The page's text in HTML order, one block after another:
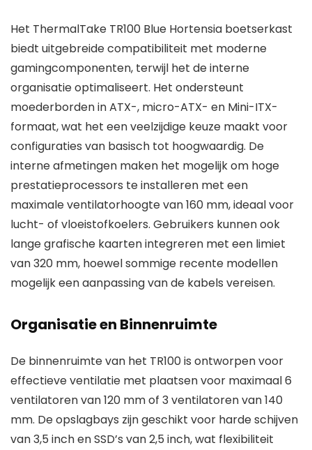
Het ThermalTake TR100 Blue Hortensia boetserkast
biedt uitgebreide compatibiliteit met moderne
gamingcomponenten, terwijl het de interne
organisatie optimaliseert. Het ondersteunt
moederborden in ATX-, micro-ATX- en Mini-ITX-
formaat, wat het een veelzijdige keuze maakt voor
configuraties van basisch tot hoogwaardig. De
interne afmetingen maken het mogelijk om hoge
prestatieprocessors te installeren met een
maximale ventilatorhoogte van 160 mm, ideaal voor
lucht- of vloeistofkoelers. Gebruikers kunnen ook
lange grafische kaarten integreren met een limiet
van 320 mm, hoewel sommige recente modellen
mogelijk een aanpassing van de kabels vereisen.
Organisatie en Binnenruimte
De binnenruimte van het TR100 is ontworpen voor
effectieve ventilatie met plaatsen voor maximaal 6
ventilatoren van 120 mm of 3 ventilatoren van 140
mm. De opslagbays zijn geschikt voor harde schijven
van 3,5 inch en SSD’s van 2,5 inch, wat flexibiliteit